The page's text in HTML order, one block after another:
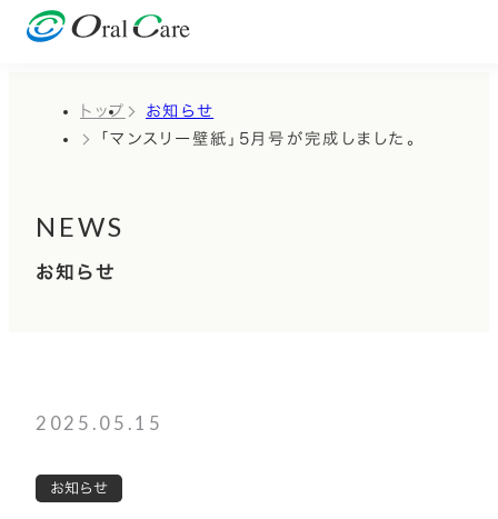
トップ
お知らせ
「マンスリー壁紙」5月号が完成しました。
NEWS
お知らせ
2025.05.15
お知らせ